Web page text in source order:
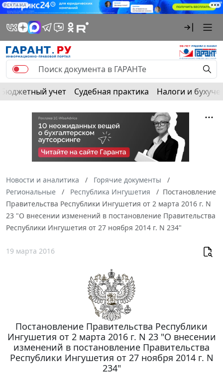
РЕКЛАМА
Бюджетный учет Судебная практика Налоги и
Новости и аналитика
Горячие документы
Региональные
Республика Ингушетия
Постановление
Правительства Республики Ингушетия от 2 марта 2016 г. N
23 "О внесении изменений в постановление Правительства
Республики Ингушетия от 27 ноября 2014 г. N 234"
19 марта 2016
Постановление Правительства Республики
Ингушетия от 2 марта 2016 г. N 23 "О внесении
изменений в постановление Правительства
Республики Ингушетия от 27 ноября 2014 г. N
234"